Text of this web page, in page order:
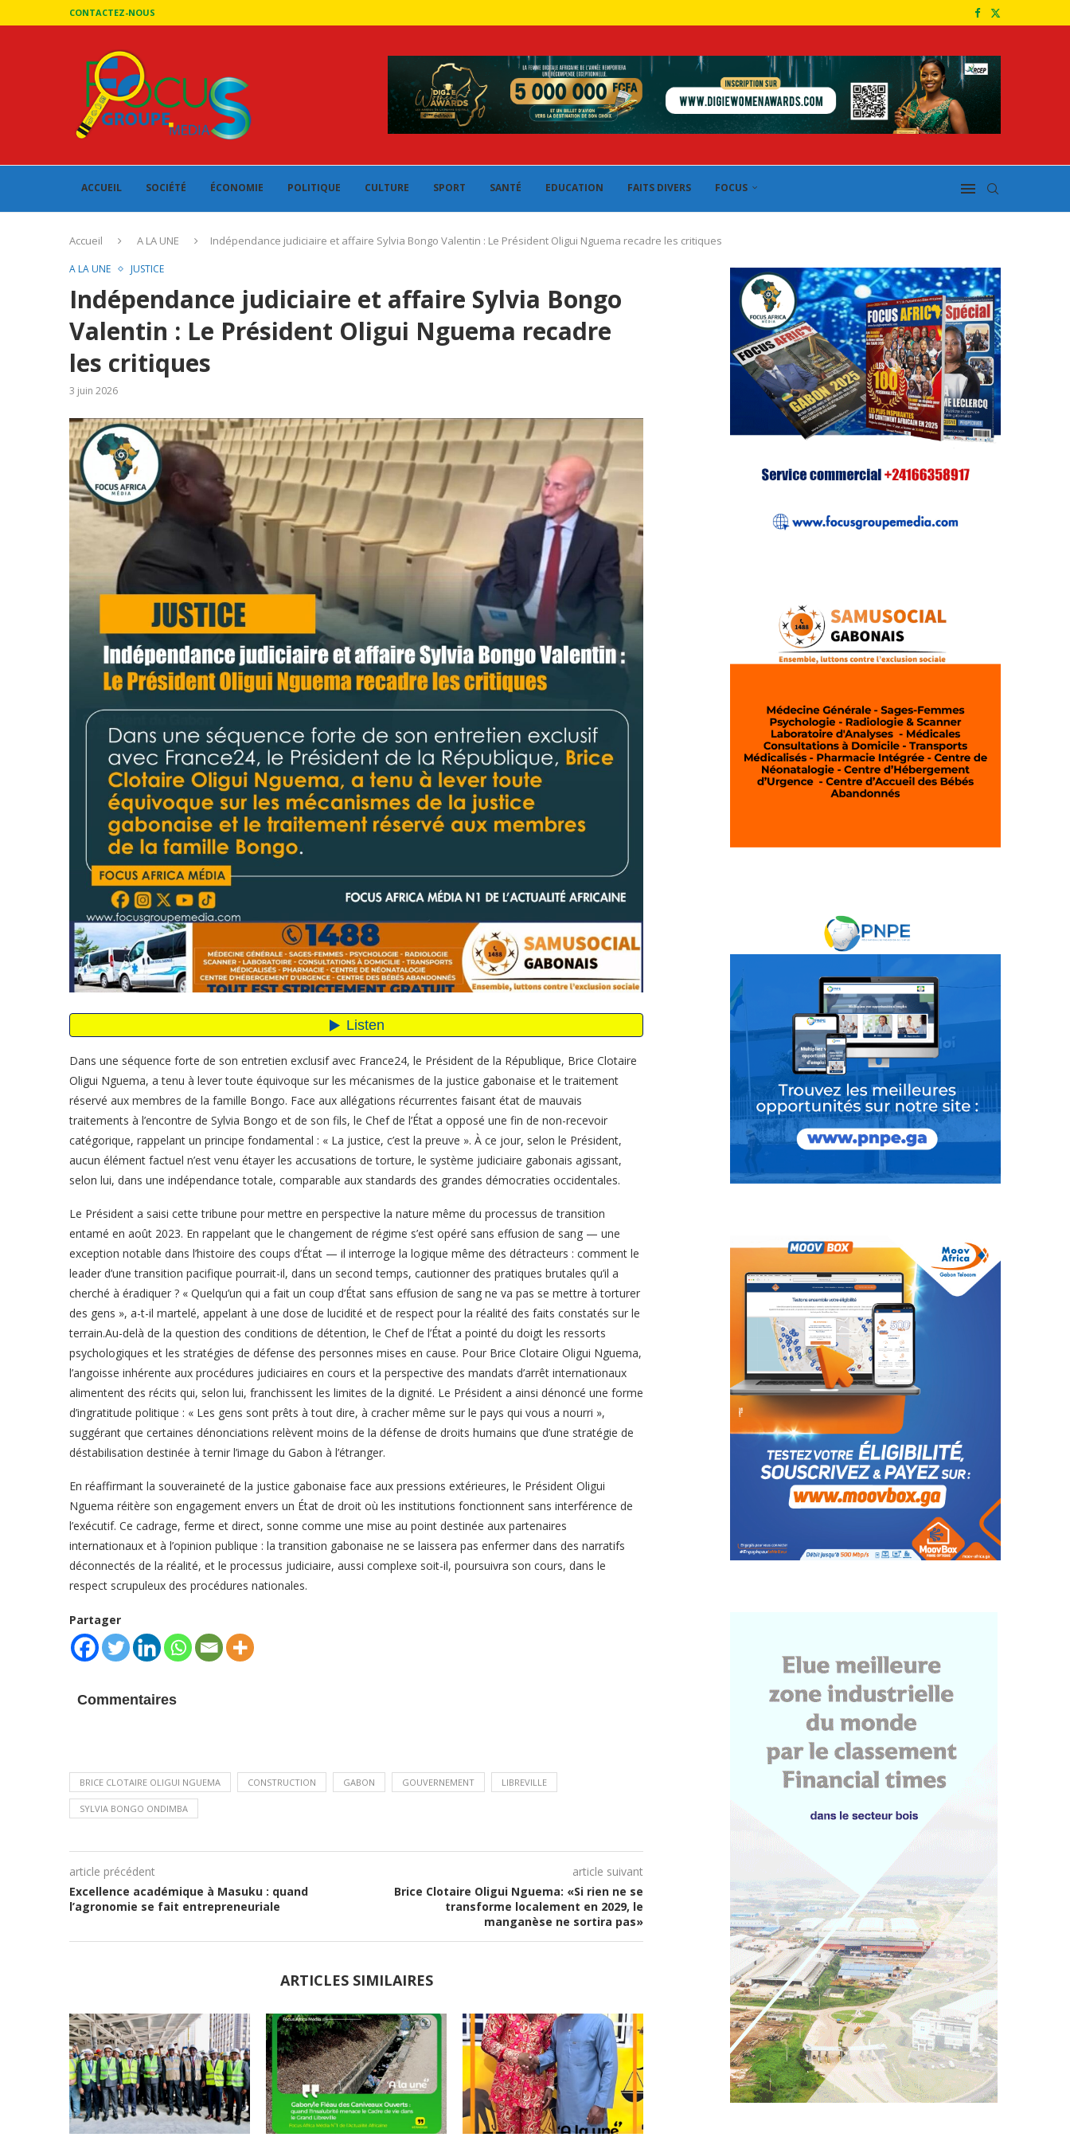
CONTACTEZ-NOUS
ACCUEIL SOCIÉTÉ ÉCONOMIE POLITIQUE CULTURE SPORT SANTÉ EDUCATION FAITS DIVERS FOCUS
Accueil A LA UNE Indépendance judiciaire et affaire Sylvia Bongo Valentin : Le Président Oligui Nguema recadre les critiques
A LA UNE JUSTICE
Indépendance judiciaire et affaire Sylvia Bongo
Valentin : Le Président Oligui Nguema recadre
les critiques
3 juin 2026
Dans une séquence forte de son entretien exclusif avec France24, le Président de la République, Brice Clotaire
Oligui Nguema, a tenu à lever toute équivoque sur les mécanismes de la justice gabonaise et le traitement
réservé aux membres de la famille Bongo. Face aux allégations récurrentes faisant état de mauvais
traitements à l’encontre de Sylvia Bongo et de son fils, le Chef de l’État a opposé une fin de non-recevoir
catégorique, rappelant un principe fondamental : « La justice, c’est la preuve ». À ce jour, selon le Président,
aucun élément factuel n’est venu étayer les accusations de torture, le système judiciaire gabonais agissant,
selon lui, dans une indépendance totale, comparable aux standards des grandes démocraties occidentales.
Le Président a saisi cette tribune pour mettre en perspective la nature même du processus de transition
entamé en août 2023. En rappelant que le changement de régime s’est opéré sans effusion de sang — une
exception notable dans l’histoire des coups d’État — il interroge la logique même des détracteurs : comment le
leader d’une transition pacifique pourrait-il, dans un second temps, cautionner des pratiques brutales qu’il a
cherché à éradiquer ? « Quelqu’un qui a fait un coup d’État sans effusion de sang ne va pas se mettre à torturer
des gens », a-t-il martelé, appelant à une dose de lucidité et de respect pour la réalité des faits constatés sur le
terrain.Au-delà de la question des conditions de détention, le Chef de l’État a pointé du doigt les ressorts
psychologiques et les stratégies de défense des personnes mises en cause. Pour Brice Clotaire Oligui Nguema,
l’angoisse inhérente aux procédures judiciaires en cours et la perspective des mandats d’arrêt internationaux
alimentent des récits qui, selon lui, franchissent les limites de la dignité. Le Président a ainsi dénoncé une forme
d’ingratitude politique : « Les gens sont prêts à tout dire, à cracher même sur le pays qui vous a nourri »,
suggérant que certaines dénonciations relèvent moins de la défense de droits humains que d’une stratégie de
déstabilisation destinée à ternir l’image du Gabon à l’étranger.
En réaffirmant la souveraineté de la justice gabonaise face aux pressions extérieures, le Président Oligui
Nguema réitère son engagement envers un État de droit où les institutions fonctionnent sans interférence de
l’exécutif. Ce cadrage, ferme et direct, sonne comme une mise au point destinée aux partenaires
internationaux et à l’opinion publique : la transition gabonaise ne se laissera pas enfermer dans des narratifs
déconnectés de la réalité, et le processus judiciaire, aussi complexe soit-il, poursuivra son cours, dans le
respect scrupuleux des procédures nationales.
Partager
Commentaires
BRICE CLOTAIRE OLIGUI NGUEMA CONSTRUCTION GABON GOUVERNEMENT LIBREVILLE
SYLVIA BONGO ONDIMBA
article précédent
Excellence académique à Masuku : quand
l’agronomie se fait entrepreneuriale
article suivant
Brice Clotaire Oligui Nguema: «Si rien ne se
transforme localement en 2029, le
manganèse ne sortira pas»
ARTICLES SIMILAIRES